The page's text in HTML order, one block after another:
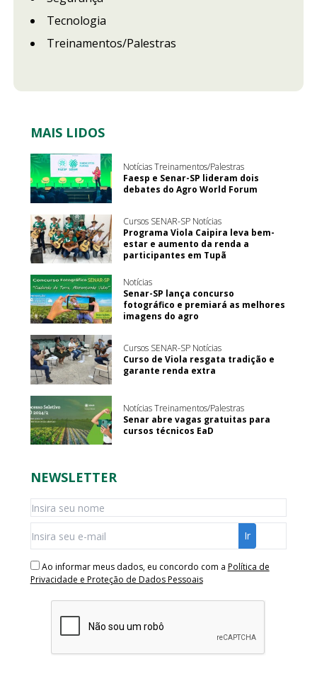
Tecnologia
Treinamentos/Palestras
MAIS LIDOS
Notícias Treinamentos/Palestras
Faesp e Senar-SP lideram dois
debates do Agro World Forum
Cursos SENAR-SP Notícias
Programa Viola Caipira leva bem-
estar e aumento da renda a
participantes em Tupã
Notícias
Senar-SP lança concurso
fotográfico e premiará as melhores
imagens do agro
Cursos SENAR-SP Notícias
Curso de Viola resgata tradição e
garante renda extra
Notícias Treinamentos/Palestras
Senar abre vagas gratuitas para
cursos técnicos EaD
NEWSLETTER
Ao informar meus dados, eu concordo com a Política de
Privacidade e Proteção de Dados Pessoais